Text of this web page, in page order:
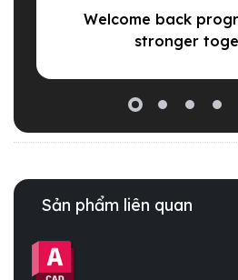
Welcome back
stronger
Sản phẩm liên quan